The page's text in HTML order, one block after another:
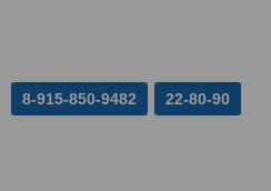
8-915-850-9482 22-80-90